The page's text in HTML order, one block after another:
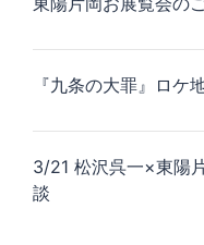
『九条の大罪』ロケ
3/21 松沢呉一×東陽
談